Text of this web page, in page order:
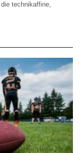
technikaffine,